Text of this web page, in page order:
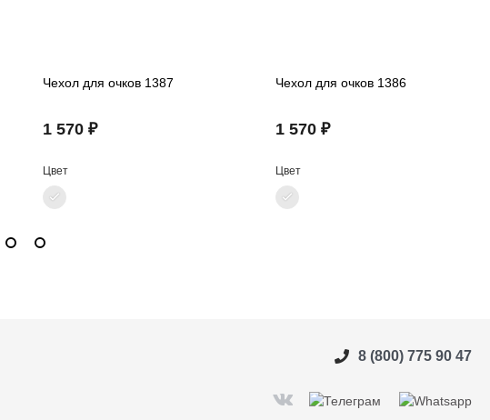
Чехол для очков 1387
1 570 ₽
Цвет
Чехол для очков 1386
1 570 ₽
Цвет
8 (800) 775 90 47